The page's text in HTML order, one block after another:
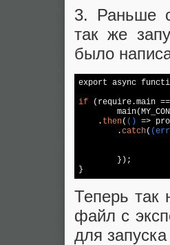
3. Раньше
так же
было
export async
if ( require.main
    .
then( () =>
	.
catch(
}
Теперь так
файл с
для